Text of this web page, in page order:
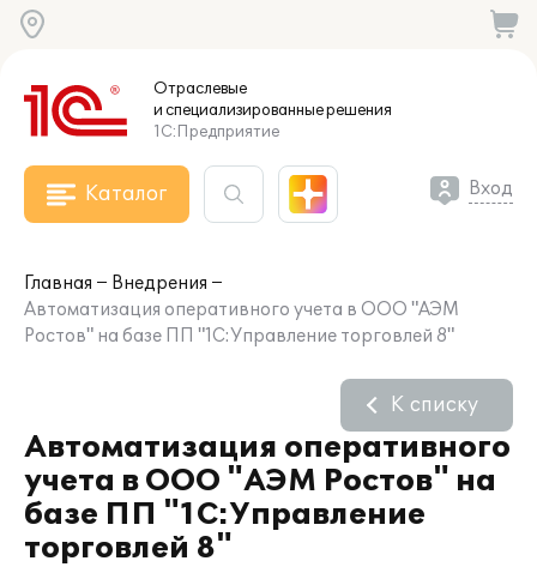
Отраслевые
и специализированныерешения
1С:Предприятие
Каталог Вход
Главная
Внедрения
Автоматизация оперативного учета в ООО "АЭМ
Ростов" на базе ПП "1С:Управление торговлей 8"
Автоматизация оперативного
учета в ООО "АЭМ Ростов" на
базе ПП "1С:Управление
торговлей 8"
К списку